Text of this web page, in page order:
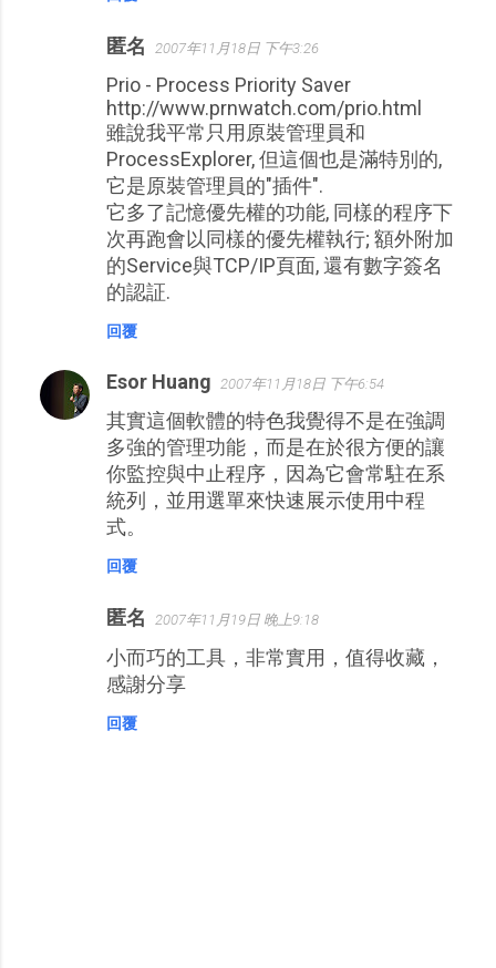
匿名 2007年11月18日 下午3:26
Prio - Process Priority Saver
http://www.prnwatch.com/prio.html
雖說我平常只用原裝管理員和
ProcessExplorer, 但這個也是滿特別的,
它是原裝管理員的"插件".
它多了記憶優先權的功能, 同樣的程序下
次再跑會以同樣的優先權執行; 額外附加
的Service與TCP/IP頁面, 還有數字簽名
的認証.
回覆
Esor Huang 2007年11月18日 下午6:54
其實這個軟體的特色我覺得不是在強調
多強的管理功能，而是在於很方便的讓
你監控與中止程序，因為它會常駐在系
統列，並用選單來快速展示使用中程
式。
回覆
匿名 2007年11月19日 晚上9:18
小而巧的工具，非常實用，值得收藏，
感謝分享
回覆